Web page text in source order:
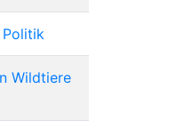
Wildtiere